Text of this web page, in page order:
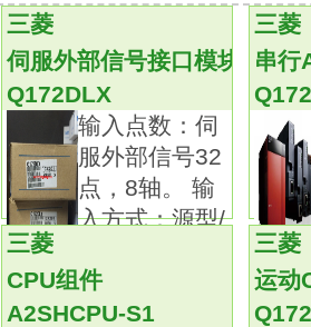
还可以更改加速/减速时间。
相位补偿功能Q172DCPU-S1
虚模式及实模式的混合功能。
平滑离合器线性加速/减速功
与应用目的和用途相匹配的
实现各分层系统间的无缝通
通过网络化加强信息通信能
这同样是自动化领域面临的
Q系列提供的网络环境
是真正意义上的开放&无缝。
三菱
伺服外部信号接口模块
Q172DLX
输入点数：伺
服外部信号32
点，8轴。 输
入方式：源型/
三菱
串行
三菱
CPU组件
A2SHCPU-S1
三菱
运动